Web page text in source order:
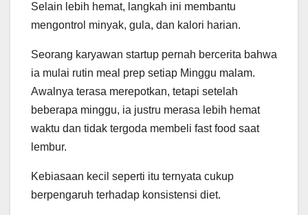
Selain lebih hemat, langkah ini membantu
mengontrol minyak, gula, dan kalori harian.
Seorang karyawan startup pernah bercerita bahwa
ia mulai rutin meal prep setiap Minggu malam.
Awalnya terasa merepotkan, tetapi setelah
beberapa minggu, ia justru merasa lebih hemat
waktu dan tidak tergoda membeli fast food saat
lembur.
Kebiasaan kecil seperti itu ternyata cukup
berpengaruh terhadap konsistensi diet.